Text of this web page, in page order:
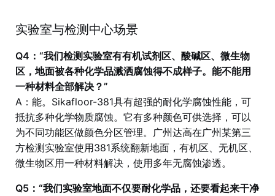
实验室与检测中心场景
Q4：“我们检测实验室有有机试剂区、酸碱区、微生物
区，地面被各种化学品溅洒腐蚀得不成样子。能不能用
一种材料全部解决？”
A：能。Sikafloor-381具有超强的耐化学腐蚀性能，可
抵抗多种化学物质腐蚀。它有多种颜色可供选择，可以
为不同功能区做颜色分区管理。广州达高在广州某第三
方检测实验室使用381系统翻新地面，有机区、无机区、
微生物区用一种材料解决，使用多年无腐蚀渗透。
Q5：“我们实验室地面不仅要耐化学品，还要看起来干净